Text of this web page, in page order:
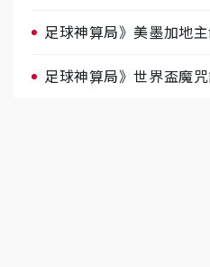
足球神算局》美墨加地
足球神算局》世界盃魔